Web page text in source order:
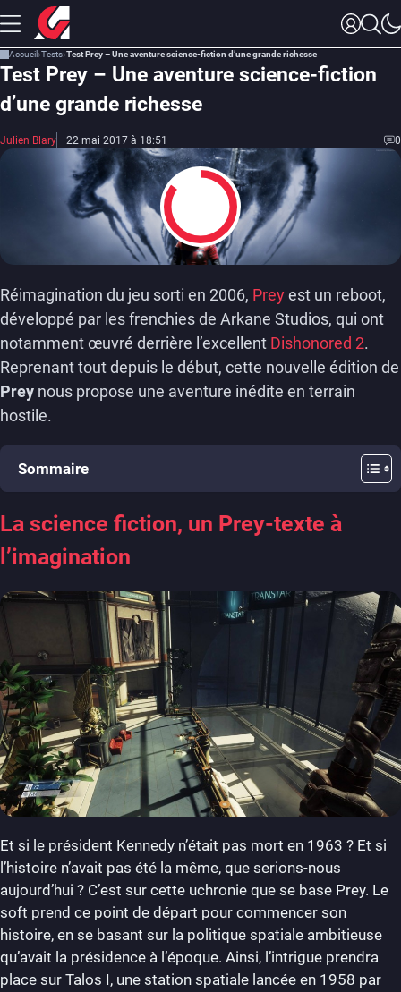
Accueil Tests Test Prey – Une aventure science-fiction d’une grande richesse
Test Prey – Une aventure science-fiction
d’une grande richesse
Julien Blary 22 mai 2017 à 18:51 0
8.5
Réimagination du jeu sorti en 2006, Preyest un reboot,
développé par les frenchies de Arkane Studios, qui ont
notamment œuvré derrière l’excellent Dishonored 2.
Reprenant tout depuis le début, cette nouvelle édition de
Prey nous propose une aventure inédite en terrain
hostile.
Sommaire
La science fiction, un Prey-texte à
l’imagination
Et si le président Kennedy n’était pas mort en 1963 ? Et si
l’histoire n’avait pas été la même, que serions-nous
aujourd’hui ? C’est sur cette uchronie que se base Prey. Le
soft prend ce point de départ pour commencer son
histoire, en se basant sur la politique spatiale ambitieuse
qu’avait la présidence à l’époque. Ainsi, l’intrigue prendra
place sur Talos I, une station spatiale lancée en 1958 par